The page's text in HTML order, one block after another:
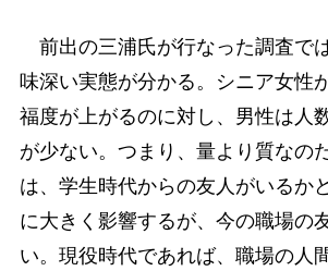
前出の三浦氏が行なった調査で
味深い実態が分かる。シニア女性
福度が上がるのに対し、男性は人
が少ない。つまり、量より質なの
は、学生時代からの友人がいるか
に大きく影響するが、今の職場の
い。現役時代であれば、職場の人